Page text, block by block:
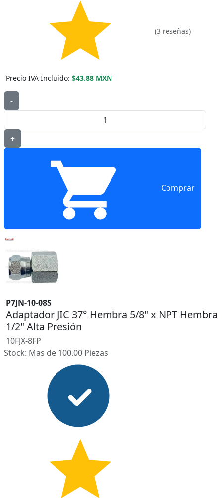
(3 reseñas)
Precio IVA Incluido: $43.88 MXN
-
+
Comprar
P7JN-10-08S
Adaptador JIC 37° Hembra 5/8" x NPT Hembra
1/2" Alta Presión
10FJX-8FP
Stock: Mas de 100.00 Piezas